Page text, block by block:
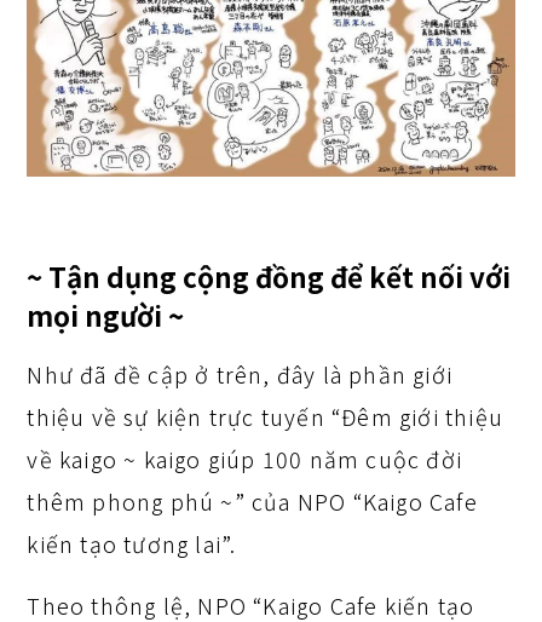
~ Tận dụng cộng đồng để kết nối với
mọi người ~
Như đã đề cập ở trên, đây là phần giới
thiệu về sự kiện trực tuyến “Đêm giới thiệu
về kaigo ~ kaigo giúp 100 năm cuộc đời
thêm phong phú ~” của NPO “Kaigo Cafe
kiến tạo tương lai”.
Theo thông lệ, NPO “Kaigo Cafe kiến tạo